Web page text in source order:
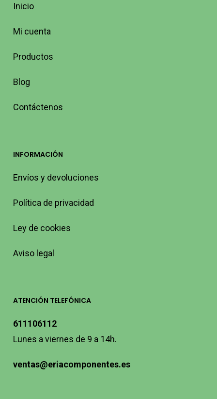
Inicio
Mi cuenta
Productos
Blog
Contáctenos
INFORMACIÓN
Envíos y devoluciones
Política de privacidad
Ley de cookies
Aviso legal
ATENCIÓN TELEFÓNICA
611106112
Lunes a viernes de 9 a 14h.
ventas@eriacomponentes.es